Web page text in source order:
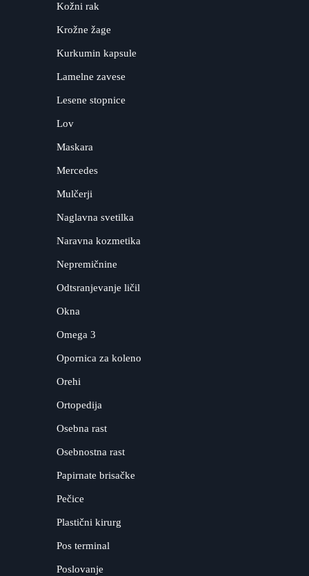
Kožni rak
Krožne žage
Kurkumin kapsule
Lamelne zavese
Lesene stopnice
Lov
Maskara
Mercedes
Mulčerji
Naglavna svetilka
Naravna kozmetika
Nepremičnine
Odtsranjevanje ličil
Okna
Omega 3
Opornica za koleno
Orehi
Ortopedija
Osebna rast
Osebnostna rast
Papirnate brisačke
Pečice
Plastični kirurg
Pos terminal
Poslovanje